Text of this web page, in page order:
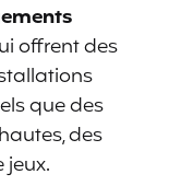
offrent des
que des
des
jeux.